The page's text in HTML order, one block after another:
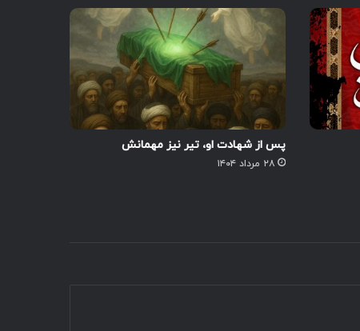
پس از شهادت او، تیر نیز مهمانش
۲۸ مرداد ۱۴۰۴